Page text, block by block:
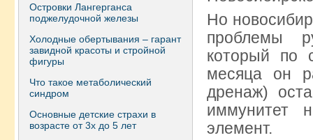
Островки Лангерганса
поджелудочной железы
Холодные обертывания – гарант
завидной красоты и стройной
фигуры
Что такое метаболический
синдром
Основные детские страхи в
возрасте от 3х до 5 лет
Но
проблемы
который по
месяца он
дренаж)
иммунитет
элемент.